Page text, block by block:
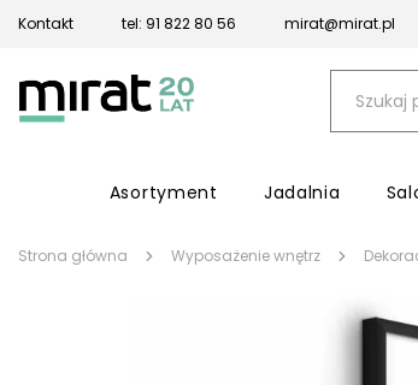
Kontakt tel: 91 822 80 56 mirat@mirat.pl
Asortyment Jadalnia
Strona główna Wyposażenie wnętrz